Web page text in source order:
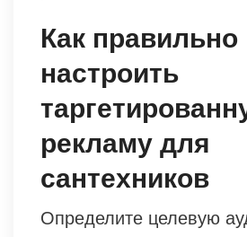
Как правильно
настроить
рекламу для
сантехников
Определите целевую